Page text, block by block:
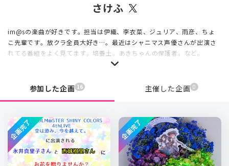
さけふ
im@sの楽曲が好きです。担当は伊織、李衣菜、ジュリア、雨彦、ちょ
こ先輩です。放クラ全員大好き…。最近はシャニマス声優さんが出演さ
れてる番組をよく見てます。培養土。あきちゃんの保護者。など。
参加した企画 16 主催した企画 0
企画完了 企画完了